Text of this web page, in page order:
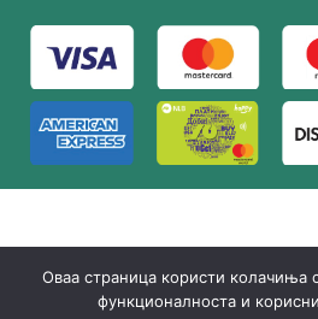
Оваа страница користи колачиња
функционалноста и